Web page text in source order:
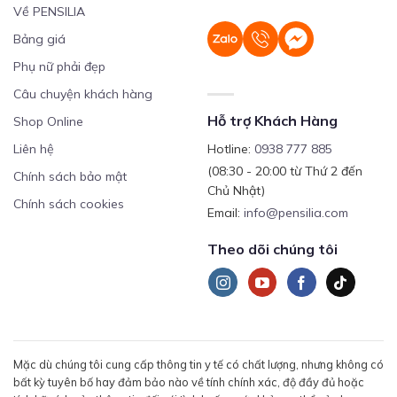
Về PENSILIA
Bảng giá
Phụ nữ phải đẹp
Câu chuyện khách hàng
Shop Online
Liên hệ
Chính sách bảo mật
Chính sách cookies
Hỗ trợ Khách Hàng
Hotline: 0938 777 885
(08:30 - 20:00 từ Thứ 2 đến
Chủ Nhật)
Email: info@pensilia.com
Theo dõi chúng tôi
Mặc dù chúng tôi cung cấp thông tin y tế có chất lượng, nhưng không có
bất kỳ tuyên bố hay đảm bảo nào về tính chính xác, độ đầy đủ hoặc